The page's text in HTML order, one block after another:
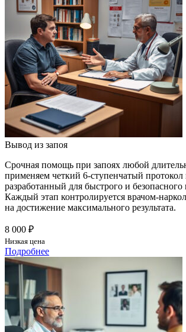
Вывод из запоя
Срочная помощь при запоях любой
применяем четкий 6-ступенчатый протокол
разработанный для быстрого и безопасного
Каждый этап контролируется врачом-
на достижение максимального результата.
8 000 ₽
Низкая цена
Подробнее